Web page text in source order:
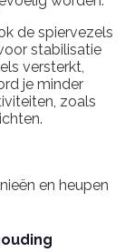
de spiervezels
stabilisatie
versterkt,
je minder
zoals
en heupen